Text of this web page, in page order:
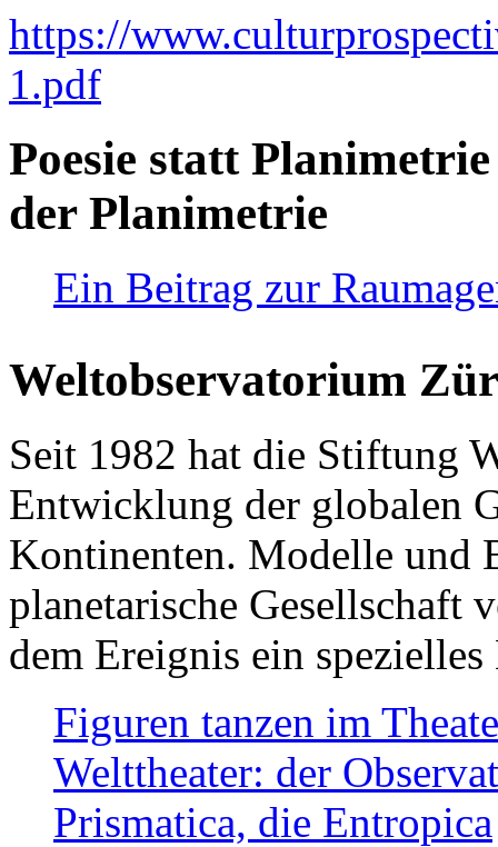
https://
1.pdf
Poesie statt
der Planimetrie
Ein Beitrag zur
Weltobservatorium
Seit 1982 hat die Stiftung
Entwicklung der globalen
Kontinenten. Modelle und
planetarische Gesellschaft
dem Ereignis ein
Figuren tanzen im
Welttheater: der
Prismatica, die Entropica